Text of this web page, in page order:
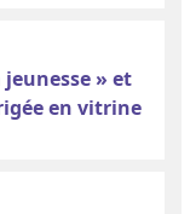
» et
en vitrine